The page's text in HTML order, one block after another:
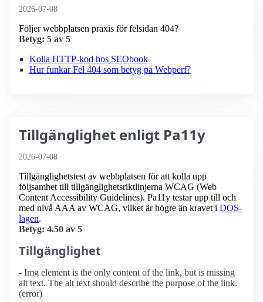
2026-07-08
Följer webbplatsen praxis för felsidan 404?
Betyg: 5 av 5
Kolla HTTP-kod hos SEObook
Hur funkar Fel 404 som betyg på Webperf?
Tillgänglighet enligt Pa11y
2026-07-08
Tillgänglighetstest av webbplatsen för att kolla upp
följsamhet till tillgänglighets­riktlinjerna WCAG (Web
Content Accessibility Guidelines). Pa11y testar upp till och
med nivå AAA av WCAG, vilket är högre än kravet i DOS-
lagen.
Betyg: 4.50 av 5
Tillgänglighet
- Img element is the only content of the link, but is missing
alt text. The alt text should describe the purpose of the link.
(error)